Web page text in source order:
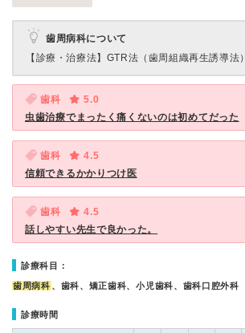
歯周病科について
【診療・治療法】 GTR法（歯周組織再生誘導法）
歯科
5.0
虫歯治療でまったく痛くないのは初めてだった
歯科
4.5
信頼できるかかりつけ医
歯科
4.5
話しやすい先生で良かった。
診療科目：
歯周病科 、歯科、矯正歯科、小児歯科、歯科口腔外科
診療時間